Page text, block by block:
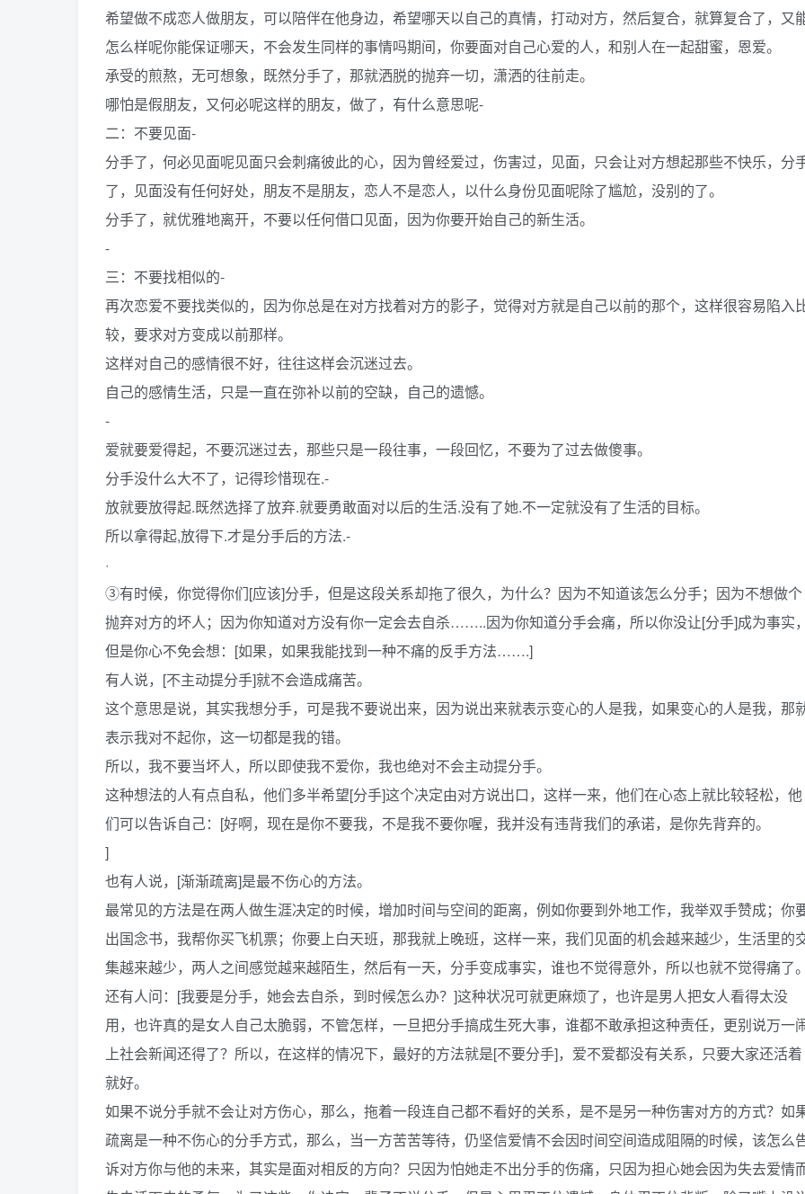
希望做不成恋人做朋友，可以陪伴在他身边，希望哪天以自己的真情，打动对方，然后复合，就算复合了，又
怎么样呢你能保证哪天，不会发生同样的事情吗期间，你要面对自己心爱的人，和别人在一起甜蜜，恩爱。
承受的煎熬，无可想象，既然分手了，那就洒脱的抛弃一切，潇洒的往前走。
哪怕是假朋友，又何必呢这样的朋友，做了，有什么意思呢-
二：不要见面-
分手了，何必见面呢见面只会刺痛彼此的心，因为曾经爱过，伤害过，见面，只会让对方想起那些不快乐，分
了，见面没有任何好处，朋友不是朋友，恋人不是恋人，以什么身份见面呢除了尴尬，没别的了。
分手了，就优雅地离开，不要以任何借口见面，因为你要开始自己的新生活。
-
三：不要找相似的-
再次恋爱不要找类似的，因为你总是在对方找着对方的影子，觉得对方就是自己以前的那个，这样很容易陷入
较，要求对方变成以前那样。
这样对自己的感情很不好，往往这样会沉迷过去。
自己的感情生活，只是一直在弥补以前的空缺，自己的遗憾。
-
爱就要爱得起，不要沉迷过去，那些只是一段往事，一段回忆，不要为了过去做傻事。
分手没什么大不了，记得珍惜现在.-
放就要放得起.既然选择了放弃.就要勇敢面对以后的生活.没有了她.不一定就没有了生活的目标。
所以拿得起,放得下.才是分手后的方法.-
·
③有时候，你觉得你们[应该]分手，但是这段关系却拖了很久，为什么？因为不知道该怎么分手；因为不想做个
抛弃对方的坏人；因为你知道对方没有你一定会去自杀……..因为你知道分手会痛，所以你没让[分手]成为事实
但是你心不免会想：[如果，如果我能找到一种不痛的反手方法…….]
有人说，[不主动提分手]就不会造成痛苦。
这个意思是说，其实我想分手，可是我不要说出来，因为说出来就表示变心的人是我，如果变心的人是我，那
表示我对不起你，这一切都是我的错。
所以，我不要当坏人，所以即使我不爱你，我也绝对不会主动提分手。
这种想法的人有点自私，他们多半希望[分手]这个决定由对方说出口，这样一来，他们在心态上就比较轻松，他
们可以告诉自己：[好啊，现在是你不要我，不是我不要你喔，我并没有违背我们的承诺，是你先背弃的。
]
也有人说，[渐渐疏离]是最不伤心的方法。
最常见的方法是在两人做生涯决定的时候，增加时间与空间的距离，例如你要到外地工作，我举双手赞成；你
出国念书，我帮你买飞机票；你要上白天班，那我就上晚班，这样一来，我们见面的机会越来越少，生活里的
集越来越少，两人之间感觉越来越陌生，然后有一天，分手变成事实，谁也不觉得意外，所以也就不觉得痛了
还有人问：[我要是分手，她会去自杀，到时候怎么办？]这种状况可就更麻烦了，也许是男人把女人看得太没
用，也许真的是女人自己太脆弱，不管怎样，一旦把分手搞成生死大事，谁都不敢承担这种责任，更别说万一
上社会新闻还得了？所以，在这样的情况下，最好的方法就是[不要分手]，爱不爱都没有关系，只要大家还活着
就好。
如果不说分手就不会让对方伤心，那么，拖着一段连自己都不看好的关系，是不是另一种伤害对方的方式？如
疏离是一种不伤心的分手方式，那么，当一方苦苦等待，仍坚信爱情不会因时间空间造成阻隔的时候，该怎么
诉对方你与他的未来，其实是面对相反的方向？只因为怕她走不出分手的伤痛，只因为担心她会因为失去爱情